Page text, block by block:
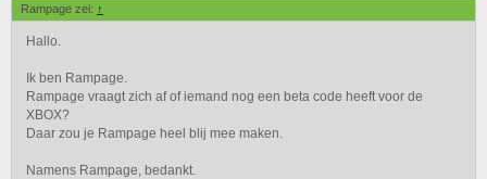
Rampage zei: ↑
Hallo.
Ik ben Rampage.
Rampage vraagt zich af of iemand nog een beta code heeft voor de
XBOX?
Daar zou je Rampage heel blij mee maken.
Namens Rampage, bedankt.